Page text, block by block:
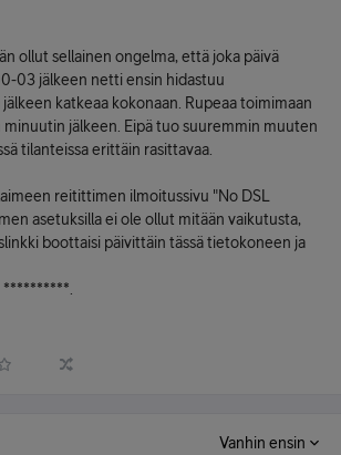
ollut sellainen ongelma, että joka päivä
03 jälkeen netti ensin hidastuu
katkeaa kokonaan. Rupeaa toimimaan
jälkeen. Eipä tuo suuremmin muuten
tilanteissa erittäin rasittavaa.
reitittimen ilmoitussivu "No DSL
asetuksilla ei ole ollut mitään vaikutusta,
boottaisi päivittäin tässä tietokoneen ja
**********.
Vanhin ensin